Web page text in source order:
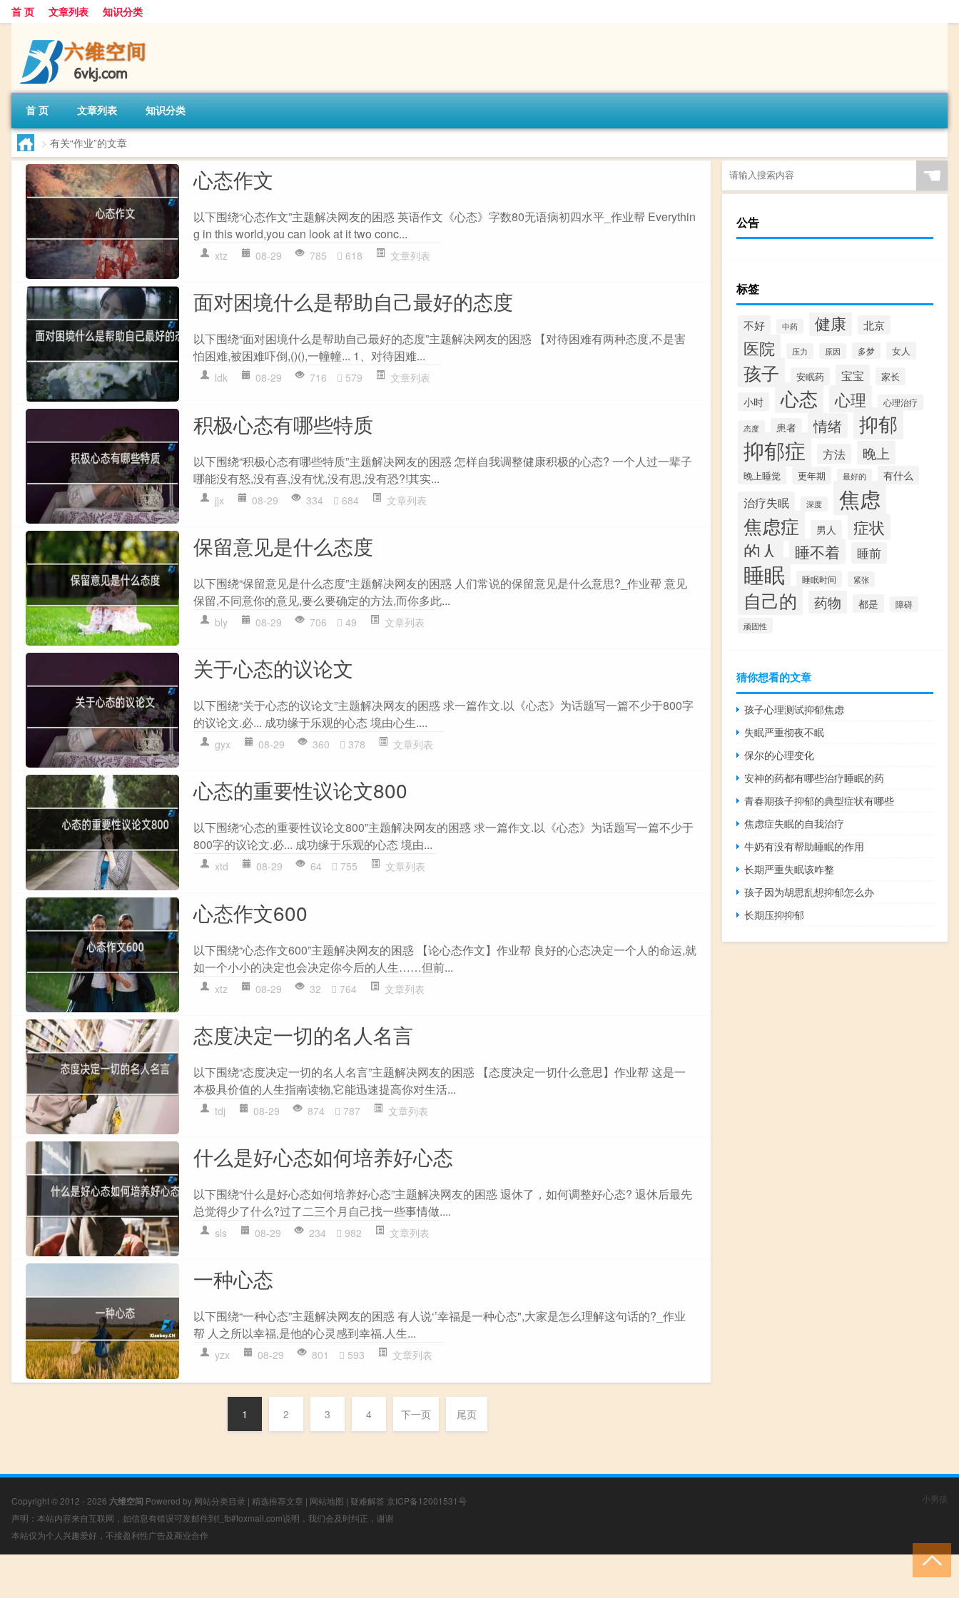
首 页 文章列表 知识分类
首 页 文章列表 知识分类
> 有关“作业”的文章
心态作文
以下围绕“心态作文”主题解决网友的困惑 英语作文《心态》字数80无语病初四水平_作业帮 Everythin
g in this world,you can look at it two conc...
xtz 08-29 785 618 文章列表
面对困境什么是帮助自己最好的态度
以下围绕“面对困境什么是帮助自己最好的态度”主题解决网友的困惑 【对待困难有两种态度,不是害
怕困难,被困难吓倒,()(),一幢幢... 1、对待困难...
ldk 08-29 716 579 文章列表
积极心态有哪些特质
以下围绕“积极心态有哪些特质”主题解决网友的困惑 怎样自我调整健康积极的心态? 一个人过一辈子
哪能没有怒,没有喜,没有忧,没有思,没有恐?!其实...
jjx 08-29 334 684 文章列表
保留意见是什么态度
以下围绕“保留意见是什么态度”主题解决网友的困惑 人们常说的保留意见是什么意思?_作业帮 意见
保留,不同意你的意见,要么要确定的方法,而你多此...
bly 08-29 706 49 文章列表
关于心态的议论文
以下围绕“关于心态的议论文”主题解决网友的困惑 求一篇作文.以《心态》为话题写一篇不少于800字
的议论文.必... 成功缘于乐观的心态 境由心生....
gyx 08-29 360 378 文章列表
心态的重要性议论文800
以下围绕“心态的重要性议论文800”主题解决网友的困惑 求一篇作文.以《心态》为话题写一篇不少于
800字的议论文.必... 成功缘于乐观的心态 境由...
xtd 08-29 64 755 文章列表
心态作文600
以下围绕“心态作文600”主题解决网友的困惑 【论心态作文】作业帮 良好的心态决定一个人的命运,就
如一个小小的决定也会决定你今后的人生……但前...
xtz 08-29 32 764 文章列表
态度决定一切的名人名言
以下围绕“态度决定一切的名人名言”主题解决网友的困惑 【态度决定一切什么意思】作业帮 这是一
本极具价值的人生指南读物,它能迅速提高你对生活...
tdj 08-29 874 787 文章列表
什么是好心态如何培养好心态
以下围绕“什么是好心态如何培养好心态”主题解决网友的困惑 退休了，如何调整好心态? 退休后最先
总觉得少了什么?过了二三个月自己找一些事情做....
sls 08-29 234 982 文章列表
一种心态
以下围绕“一种心态”主题解决网友的困惑 有人说‘’幸福是一种心态",大家是怎么理解这句话的?_作业
帮 人之所以幸福,是他的心灵感到幸福.人生...
yzx 08-29 801 593 文章列表
1 2 3 4 下一页 尾页
☚
公告
标签
不好 中药 健康 北京
医院 压力 原因 多梦 女人
孩子 安眠药 宝宝 家长
小时 心态 心理 心理治疗
态度 患者 情绪 抑郁
抑郁症 方法 晚上
晚上睡觉 更年期 最好的 有什么
治疗失眠 深度 焦虑
焦虑症 男人 症状
的人 睡不着 睡前
睡眠 睡眠时间 紧张
自己的 药物 都是
障碍
顽固性
猜你想看的文章
孩子心理测试抑郁焦虑
失眠严重彻夜不眠
保尔的心理变化
安神的药都有哪些治疗睡眠的药
青春期孩子抑郁的典型症状有哪些
焦虑症失眠的自我治疗
牛奶有没有帮助睡眠的作用
长期严重失眠该咋整
孩子因为胡思乱想抑郁怎么办
长期压抑抑郁
Copyright © 2012 - 2026 六维空间 Powered by 网站分类目录 | 精选推荐文章 | 网站地图 | 疑难解答 京ICP备12001531号
声明：本站内容来自互联网，如信息有错误可发邮件到f_fb#foxmail.com说明，我们会及时纠正，谢谢
本站仅为个人兴趣爱好，不接盈利性广告及商业合作
小男孩